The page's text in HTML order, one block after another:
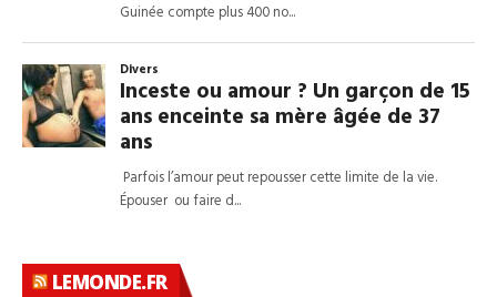
LEMONDE.FR